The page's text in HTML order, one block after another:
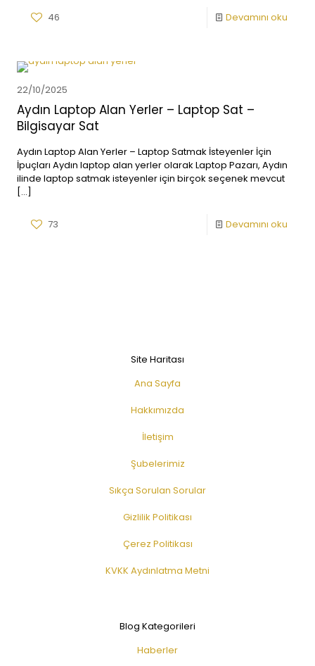
46 Devamını oku
22/10/2025
Aydın Laptop Alan Yerler – Laptop Sat –
Bilgisayar Sat
Aydın Laptop Alan Yerler – Laptop Satmak İsteyenler İçin
İpuçları Aydın laptop alan yerler olarak Laptop Pazarı, Aydın
ilinde laptop satmak isteyenler için birçok seçenek mevcut
[…]
73 Devamını oku
Site Haritası
Ana Sayfa
Hakkımızda
İletişim
Şubelerimiz
Sıkça Sorulan Sorular
Gizlilik Politikası
Çerez Politikası
KVKK Aydınlatma Metni
Blog Kategorileri
Haberler